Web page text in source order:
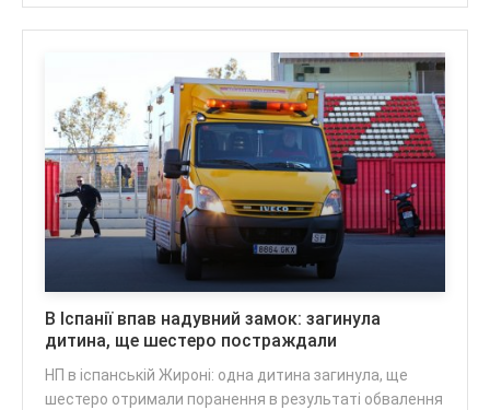
В Іспанії впав надувний замок: загинула
дитина, ще шестеро постраждали
НП в іспанській Жироні: одна дитина загинула, ще
шестеро отримали поранення в результаті обвалення